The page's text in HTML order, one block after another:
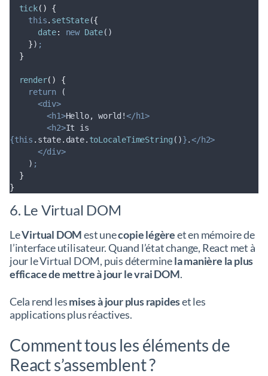
tick()
{
this. setState({
date: new Date()
}) ;
}
render()
{
return (
<div>
<h1>Hello, world!</h1>
<h2>
{this . state. date. toLocaleTimeString ()}.</h2>
</div>
    )
;
}
}
6. Le Virtual DOM
LeVirtual DOMest unecopie légèreet en mémoire de
l’interface utilisateur. Quand l’état change, React met à
jour le Virtual DOM, puis déterminela manière la plus
efficace de mettre à jour le vrai DOM.
Cela rend lesmises à jour plus rapideset les
applications plus réactives.
Comment tous les éléments de
React s’assemblent ?